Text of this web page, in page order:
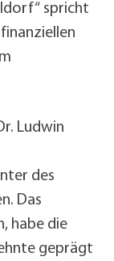
spricht
Ludwin
des
Das
habe die
geprägt